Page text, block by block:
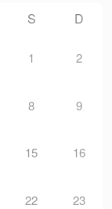
S D
1 2
8 9
15 16
22 23